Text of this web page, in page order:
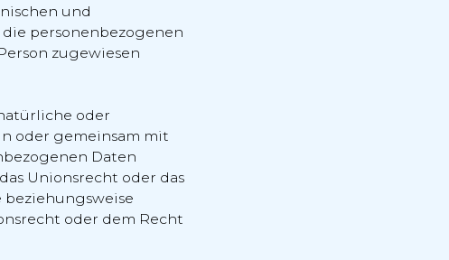
und
personenbezogenen
zugewiesen
oder
oder gemeinsam mit
Daten
Unionsrecht oder das
oder dem Recht